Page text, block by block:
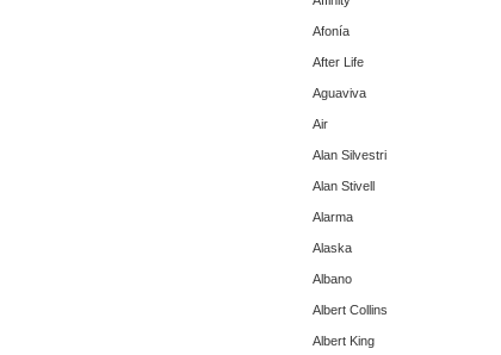
Afonía
After Life
Aguaviva
Air
Alan Silvestri
Alan Stivell
Alarma
Alaska
Albano
Albert Collins
Albert King